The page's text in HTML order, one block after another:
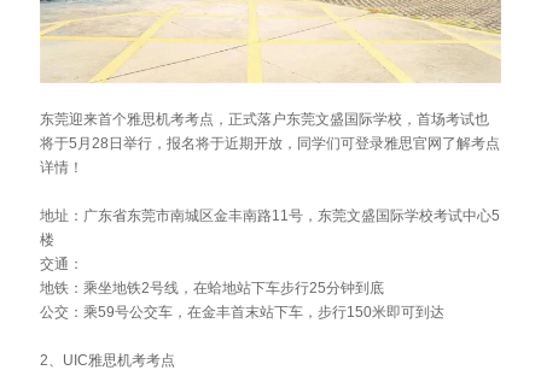
东莞迎来首个雅思机考考点，正式落户东莞文盛国际学校，首场考试也
将于5月28日举行，报名将于近期开放，同学们可登录雅思官网了解考点
详情！
地址：广东省东莞市南城区金丰南路11号，东莞文盛国际学校考试中心5
楼
交通：
地铁：乘坐地铁2号线，在蛤地站下车步行25分钟到底
公交：乘59号公交车，在金丰首末站下车，步行150米即可到达
2、UIC雅思机考考点